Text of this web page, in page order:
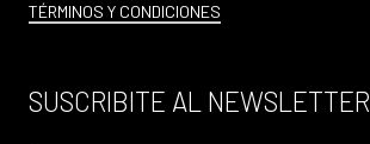
TÉRMINOS Y CONDICIONES
SUSCRIBITE AL NEWSLETTER